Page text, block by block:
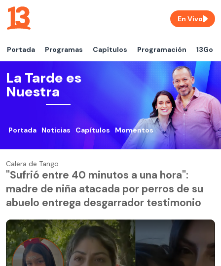
Portada Programas Capítulos Programación 13Go
En Vivo
La Tarde es
Nuestra
Portada Noticias Capítulos Momentos
Calera de Tango
"Sufrió entre 40 minutos a una hora":
madre de niña atacada por perros de su
abuelo entrega desgarrador testimonio